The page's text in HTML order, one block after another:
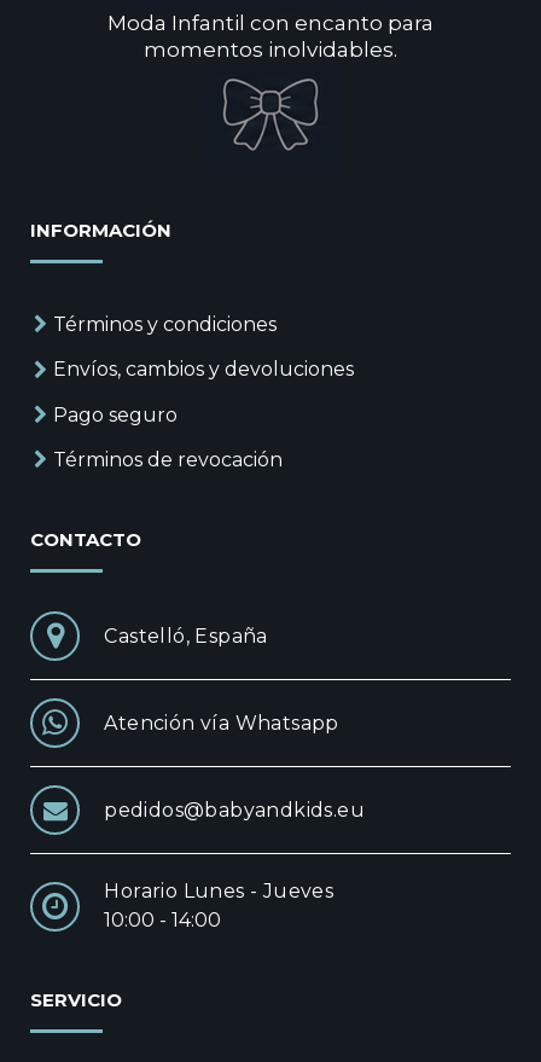
Moda Infantil con encanto para
momentos inolvidables.
INFORMACIÓN
Términos y condiciones
Envíos, cambios y devoluciones
Pago seguro
Términos de revocación
CONTACTO
Castelló, España
Atención vía Whatsapp
pedidos@babyandkids.eu
Horario Lunes - Jueves
10:00 - 14:00
SERVICIO